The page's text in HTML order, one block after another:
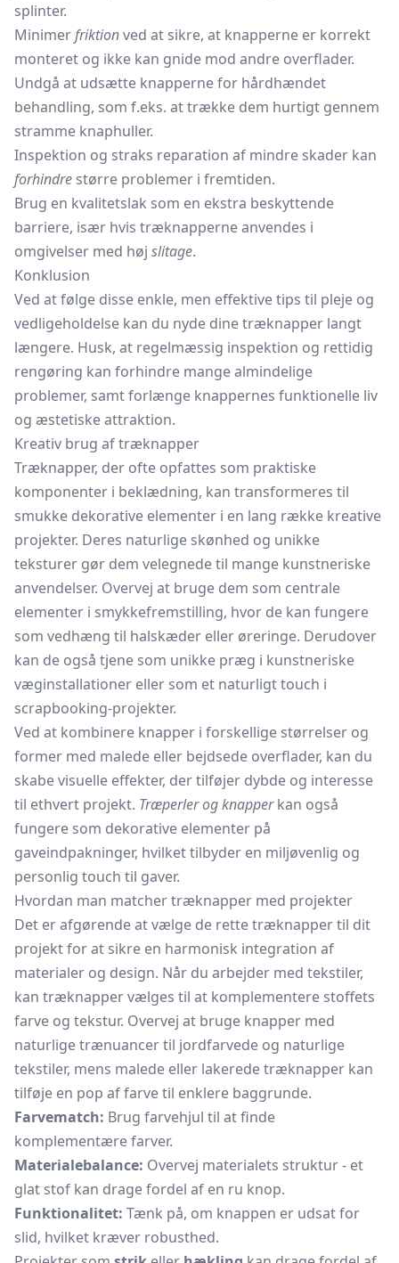
splinter.
Minimerfriktionved at sikre, at knapperne er korrekt
monteret og ikke kan gnide mod andre overflader.
Undgå at udsætte knapperne for hårdhændet
behandling, som f.eks. at trække dem hurtigt gennem
stramme knaphuller.
Inspektion og straks reparation af mindre skader kan
forhindre større problemer i fremtiden.
Brug en kvalitetslak som en ekstra beskyttende
barriere, især hvis træknapperne anvendes i
omgivelser med høj slitage.
Konklusion
Ved at følge disse enkle, men effektive tips til pleje og
vedligeholdelse kan du nyde dine træknapper langt
længere. Husk, at regelmæssig inspektion og rettidig
rengøring kan forhindre mange almindelige
problemer, samt forlænge knappernes funktionelle liv
og æstetiske attraktion.
Kreativ brug af træknapper
Træknapper, der ofte opfattes som praktiske
komponenter i beklædning, kan transformeres til
smukke dekorative elementer i en lang række kreative
projekter. Deres naturlige skønhed og unikke
teksturer gør dem velegnede til mange kunstneriske
anvendelser. Overvej at bruge dem som centrale
elementer i smykkefremstilling, hvor de kan fungere
som vedhæng til halskæder eller øreringe. Derudover
kan de også tjene som unikke præg i kunstneriske
væginstallationer eller som et naturligt touch i
scrapbooking-projekter.
Ved at kombinere knapper i forskellige størrelser og
former med malede eller bejdsede overflader, kan du
skabe visuelle effekter, der tilføjer dybde og interesse
til ethvert projekt. Træperler og knapperkan også
fungere som dekorative elementer på
gaveindpakninger, hvilket tilbyder en miljøvenlig og
personlig touch til gaver.
Hvordan man matcher træknapper med projekter
Det er afgørende at vælge de rette træknapper til dit
projekt for at sikre en harmonisk integration af
materialer og design. Når du arbejder med tekstiler,
kan træknapper vælges til at komplementere stoffets
farve og tekstur. Overvej at bruge knapper med
naturlige trænuancer til jordfarvede og naturlige
tekstiler, mens malede eller lakerede træknapper kan
tilføje en pop af farve til enklere baggrunde.
Farvematch: Brug farvehjul til at finde
komplementære farver.
Materialebalance: Overvej materialets struktur - et
glat stof kan drage fordel af en ru knop.
Funktionalitet: Tænk på, om knappen er udsat for
slid, hvilket kræver robusthed.